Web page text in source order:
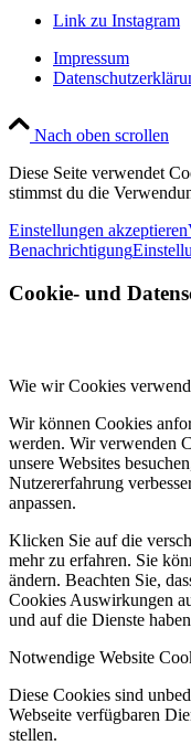
Link zu Instagram
Impressum
Nach oben scrollen
Diese Seite verwendet
stimmst du die
Einstellungen akzeptieren
Benachrichtigung
Cookie- und
Wie wir Cookies
Wir können Cookies
werden. Wir verwenden
unsere Websites
Nutzererfahrung
anpassen.
Klicken Sie auf die
mehr zu erfahren. Sie
ändern. Beachten Sie,
Cookies Auswirkungen
und auf die Dienste
Notwendige Website
Diese Cookies sind
Webseite verfügbaren
stellen.